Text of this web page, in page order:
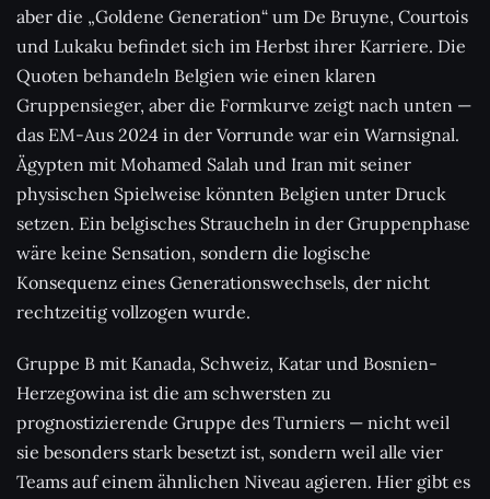
aber die „Goldene Generation“ um De Bruyne, Courtois
und Lukaku befindet sich im Herbst ihrer Karriere. Die
Quoten behandeln Belgien wie einen klaren
Gruppensieger, aber die Formkurve zeigt nach unten —
das EM-Aus 2024 in der Vorrunde war ein Warnsignal.
Ägypten mit Mohamed Salah und Iran mit seiner
physischen Spielweise könnten Belgien unter Druck
setzen. Ein belgisches Straucheln in der Gruppenphase
wäre keine Sensation, sondern die logische
Konsequenz eines Generationswechsels, der nicht
rechtzeitig vollzogen wurde.
Gruppe B mit Kanada, Schweiz, Katar und Bosnien-
Herzegowina ist die am schwersten zu
prognostizierende Gruppe des Turniers — nicht weil
sie besonders stark besetzt ist, sondern weil alle vier
Teams auf einem ähnlichen Niveau agieren. Hier gibt es